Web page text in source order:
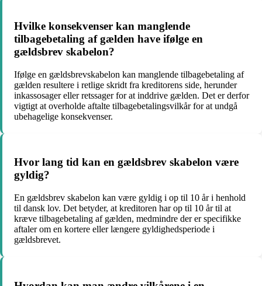
Hvilke konsekvenser kan manglende
tilbagebetaling af gælden have ifølge en
gældsbrev skabelon?
Ifølge en gældsbrevskabelon kan manglende tilbagebetaling af
gælden resultere i retlige skridt fra kreditorens side, herunder
inkassosager eller retssager for at inddrive gælden. Det er derfor
vigtigt at overholde aftalte tilbagebetalingsvilkår for at undgå
ubehagelige konsekvenser.
Hvor lang tid kan en gældsbrev skabelon være
gyldig?
En gældsbrev skabelon kan være gyldig i op til 10 år i henhold
til dansk lov. Det betyder, at kreditoren har op til 10 år til at
kræve tilbagebetaling af gælden, medmindre der er specifikke
aftaler om en kortere eller længere gyldighedsperiode i
gældsbrevet.